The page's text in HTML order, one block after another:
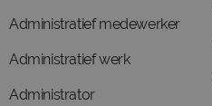
Administratief medewerker
Administratief werk
Administrator